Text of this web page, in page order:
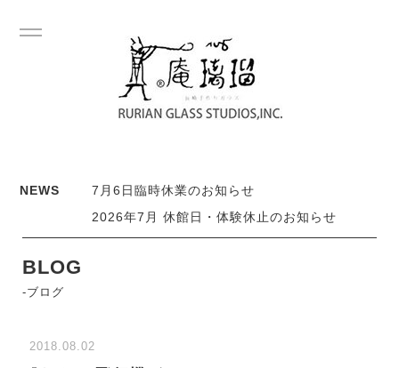
NEWS
7月6日臨時休業のお知らせ
2026年7月 休館日・体験休止のお知らせ
BLOG
-ブログ
2018.08.02